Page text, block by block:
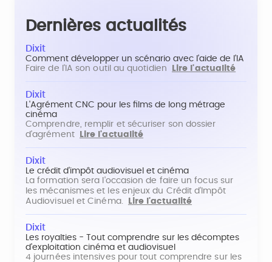
Dernières actualités
Dixit
Comment développer un scénario avec l'aide de l'IA
Faire de l'IA son outil au quotidien
Lire l'actualité
Dixit
L'Agrément CNC pour les films de long métrage
cinéma
Comprendre, remplir et sécuriser son dossier
d'agrément
Lire l'actualité
Dixit
Le crédit d'impôt audiovisuel et cinéma
La formation sera l'occasion de faire un focus sur
les mécanismes et les enjeux du Crédit d'Impôt
Audiovisuel et Cinéma.
Lire l'actualité
Dixit
Les royalties - Tout comprendre sur les décomptes
d'exploitation cinéma et audiovisuel
4 journées intensives pour tout comprendre sur les